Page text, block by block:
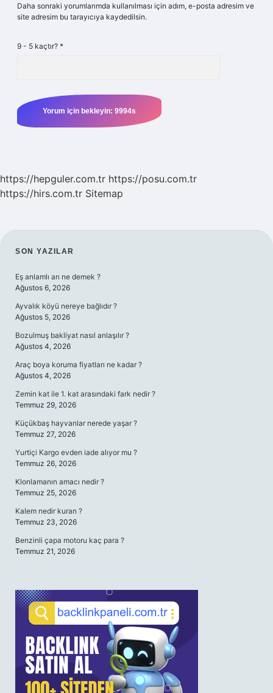
Daha sonraki yorumlarımda kullanılması için adım, e-posta adresim ve
site adresim bu tarayıcıya kaydedilsin.
9 - 5 kaçtır? *
https://hepguler.com.tr https://posu.com.tr
https://hirs.com.tr Sitemap
SIDEBAR
SON YAZILAR
Eş anlamlı arı ne demek ?
Ağustos 6, 2026
Ayvalık köyü nereye bağlıdır ?
Ağustos 5, 2026
Bozulmuş bakliyat nasıl anlaşılır ?
Ağustos 4, 2026
Araç boya koruma fiyatları ne kadar ?
Ağustos 4, 2026
Zemin kat ile 1. kat arasındaki fark nedir ?
Temmuz 29, 2026
Küçükbaş hayvanlar nerede yaşar ?
Temmuz 27, 2026
Yurtiçi Kargo evden iade alıyor mu ?
Temmuz 26, 2026
Klonlamanın amacı nedir ?
Temmuz 25, 2026
Kalem nedir kuran ?
Temmuz 23, 2026
Benzinli çapa motoru kaç para ?
Temmuz 21, 2026